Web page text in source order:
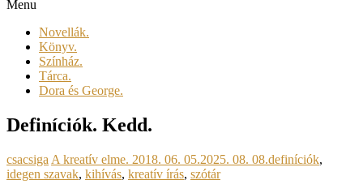
Menu
Novellák.
Könyv.
Színház.
Tárca.
Dora és George.
Definíciók. Kedd.
csacsiga A kreatív elme. 2018. 06. 05.2025. 08. 08.definíciók,
idegen szavak, kihívás, kreatív írás, szótár